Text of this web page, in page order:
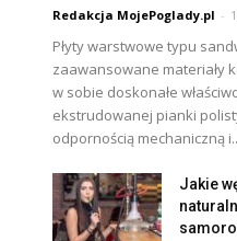
Redakcja MojePoglady.pl -
Płyty warstwowe typu
zaawansowane materiały
w sobie doskonałe
ekstrudowanej pianki
odpornością mechaniczną
Jakie